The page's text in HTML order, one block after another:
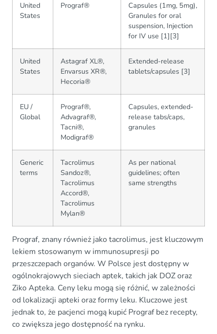
United
States
Prograf®
Capsules (1mg, 5mg),
Granules for oral
suspension, Injection
for IV use [1][3]
United
States
Astagraf XL®,
Envarsus XR®,
Hecoria®
Extended-release
tablets/capsules [3]
EU /
Global
Prograf®,
Advagraf®,
Tacni®,
Modigraf®
Capsules, extended-
release tabs/caps,
granules
Generic
terms
Tacrolimus
Sandoz®,
Tacrolimus
Accord®,
Tacrolimus
Mylan®
As per national
guidelines; often
same strengths
Prograf, znany również jako tacrolimus, jest kluczowym
lekiem stosowanym w immunosupresji po
przeszczepach organów. W Polsce jest dostępny w
ogólnokrajowych sieciach aptek, takich jak DOZ oraz
Ziko Apteka. Ceny leku mogą się różnić, w zależności
od lokalizacji apteki oraz formy leku. Kluczowe jest
jednak to, że pacjenci mogą kupić Prograf bez recepty,
co zwiększa jego dostępność na rynku.